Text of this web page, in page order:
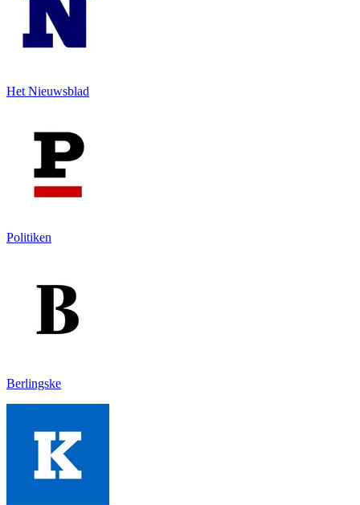
Het Nieuwsblad
Politiken
Berlingske